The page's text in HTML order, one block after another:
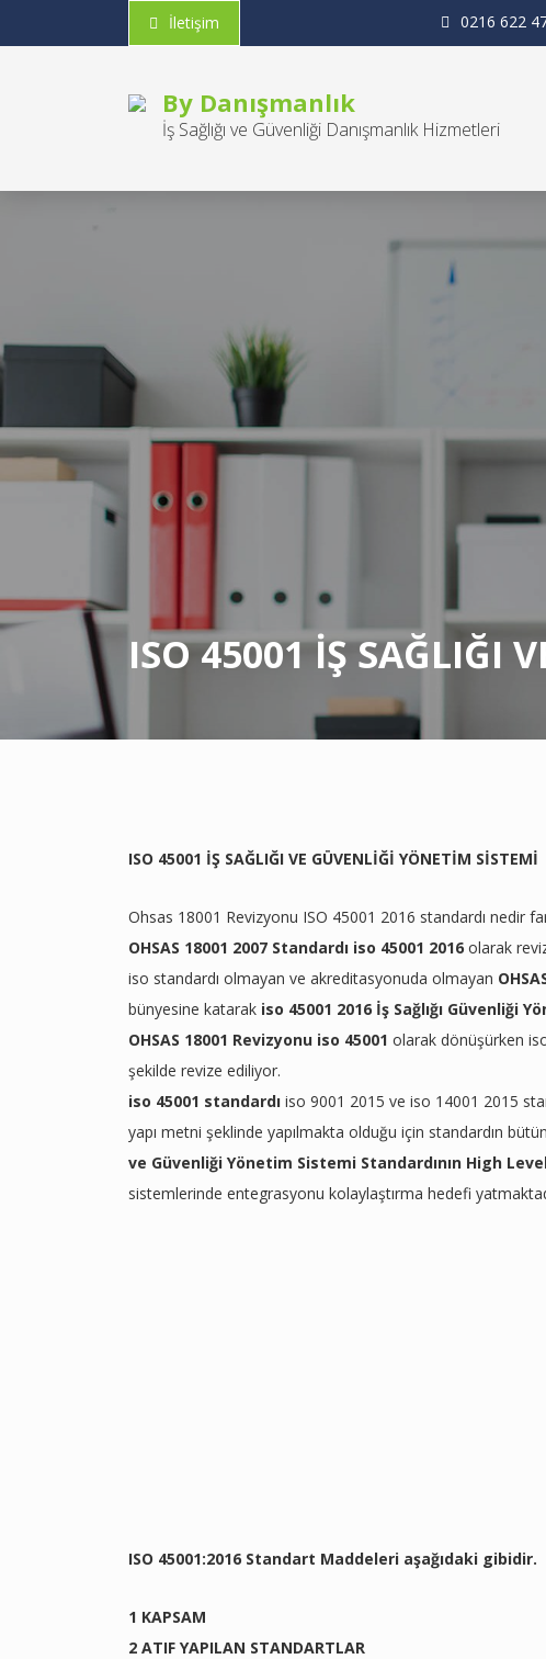
to
İletişim 0216 622
By Danışmanlık
İş Sağlığı ve Güvenliği Danışmanlık Hizmetleri
ISO 45001 İŞ SAĞLIĞI
ISO 45001 İŞ SAĞLIĞI VE GÜVENLİĞİ YÖNETİM SİSTEMİ
Ohsas 18001 Revizyonu ISO 45001 2016 standardı nedir
OHSAS 18001 2007 Standardı iso 45001 2016 olarak
iso standardı olmayan ve akreditasyonuda olmayan
bünyesine katarak iso 45001 2016 İş Sağlığı Güvenliği
OHSAS 18001 Revizyonu iso 45001 olarak dönüşürken
şekilde revize ediliyor.
iso 45001 standardı iso 9001 2015 ve iso 14001 2015
yapı metni şeklinde yapılmakta olduğu için standardın
ve Güvenliği Yönetim Sistemi Standardının High
sistemlerinde entegrasyonu kolaylaştırma hedefi
ISO 45001:2016 Standart Maddeleri aşağıdaki gibidir.
1 KAPSAM
2 ATIF YAPILAN STANDARTLAR